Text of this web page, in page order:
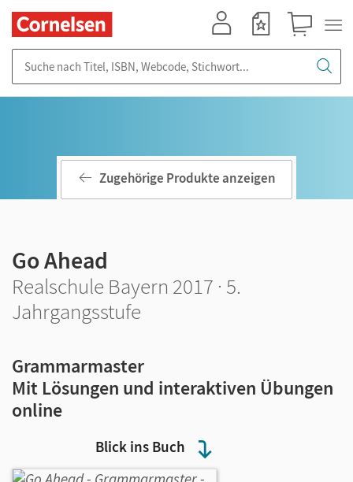
Blick ins Buch
Zugehörige Produkte anzeigen
Go Ahead
Realschule Bayern 2017 · 5.
Jahrgangsstufe
Grammarmaster
Mit Lösungen und interaktiven Übungen
online